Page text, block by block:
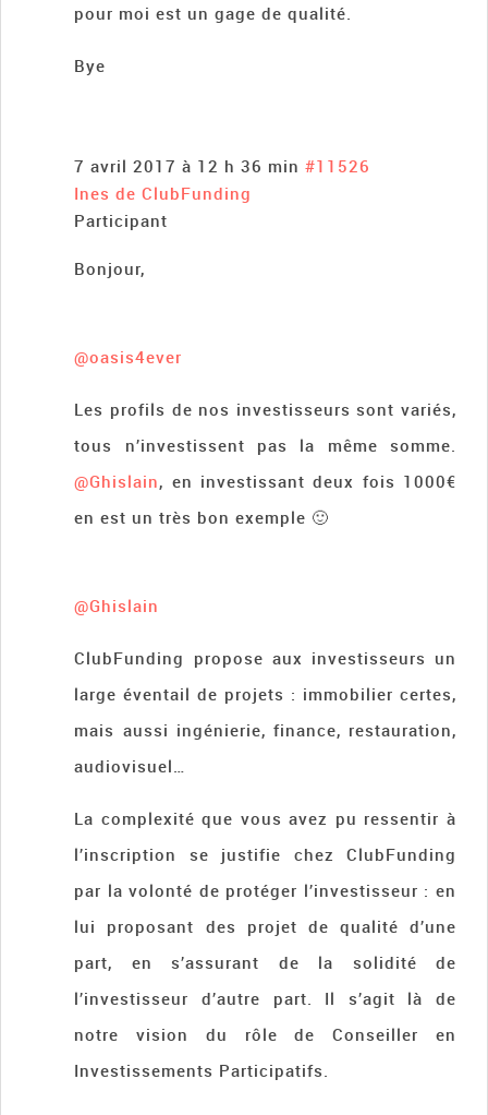
pour moi est un gage de qualité.
Bye
7 avril 2017 à 12 h 36 min #11526
Ines de ClubFunding
Participant
Bonjour,
@oasis4ever
Les profils de nos investisseurs sont variés,
tous n’investissent pas la même somme.
@Ghislain, en investissant deux fois 1000€
en est un très bon exemple 🙂
@Ghislain
ClubFunding propose aux investisseurs un
large éventail de projets : immobilier certes,
mais aussi ingénierie, finance, restauration,
audiovisuel…
La complexité que vous avez pu ressentir à
l’inscription se justifie chez ClubFunding
par la volonté de protéger l’investisseur : en
lui proposant des projet de qualité d’une
part, en s’assurant de la solidité de
l’investisseur d’autre part. Il s’agit là de
notre vision du rôle de Conseiller en
Investissements Participatifs.